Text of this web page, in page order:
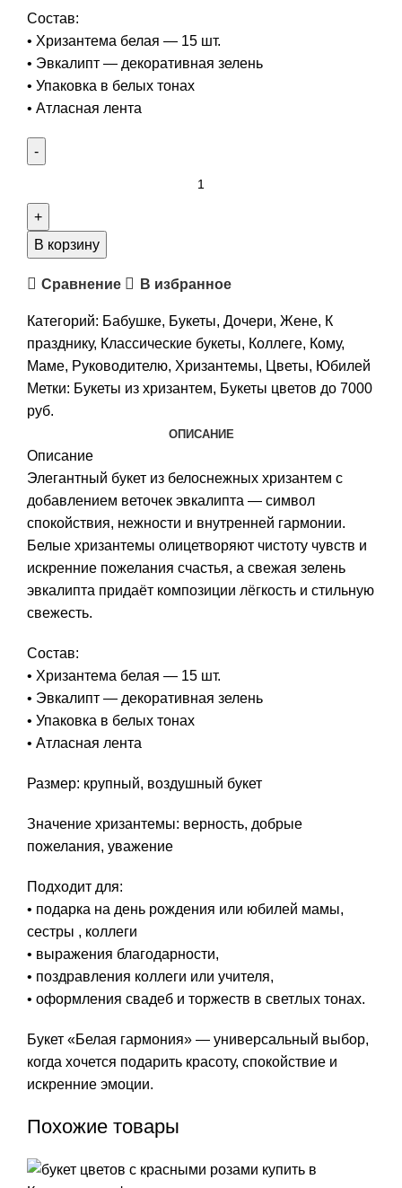
Состав:
• Хризантема белая — 15 шт.
• Эвкалипт — декоративная зелень
• Упаковка в белых тонах
• Атласная лента
Букет
цветов
хризантем
гармония"
В корзину
Сравнение В избранное
Категорий: Бабушке, Букеты, Дочери, Жене, К
празднику, Классические букеты, Коллеге, Кому,
Маме, Руководителю, Хризантемы, Цветы, Юбилей
Метки: Букеты из хризантем, Букеты цветов до 7000
руб.
ОПИСАНИЕ
Описание
Элегантный букет из белоснежных хризантем с
добавлением веточек эвкалипта — символ
спокойствия, нежности и внутренней гармонии.
Белые хризантемы олицетворяют чистоту чувств и
искренние пожелания счастья, а свежая зелень
эвкалипта придаёт композиции лёгкость и стильную
свежесть.
Состав:
• Хризантема белая — 15 шт.
• Эвкалипт — декоративная зелень
• Упаковка в белых тонах
• Атласная лента
Размер: крупный, воздушный букет
Значение хризантемы: верность, добрые
пожелания, уважение
Подходит для:
• подарка на день рождения или юбилей мамы,
сестры , коллеги
• выражения благодарности,
• поздравления коллеги или учителя,
• оформления свадеб и торжеств в светлых тонах.
Букет «Белая гармония» — универсальный выбор,
когда хочется подарить красоту, спокойствие и
искренние эмоции.
Похожие товары